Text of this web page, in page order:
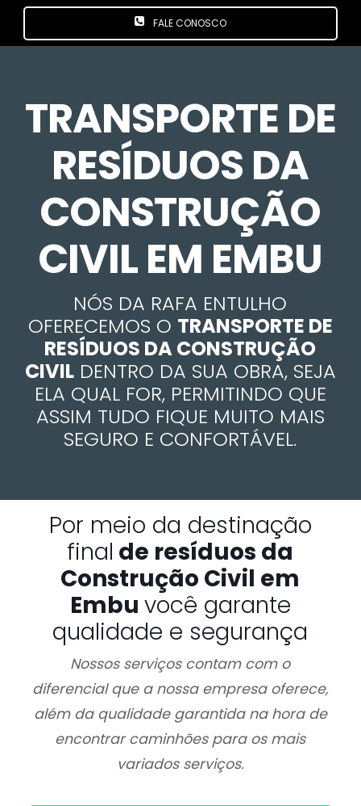
FALE CONOSCO
TRANSPORTE DE
RESÍDUOS DA
CONSTRUÇÃO
CIVIL EM EMBU
NÓS DA RAFA ENTULHO
OFERECEMOS O TRANSPORTE DE
RESÍDUOS DA CONSTRUÇÃO
CIVILDENTRO DA SUA OBRA, SEJA
ELA QUAL FOR, PERMITINDO QUE
ASSIM TUDO FIQUE MUITO MAIS
SEGURO E CONFORTÁVEL.
Por meio da destinação
final de resíduos da
Construção Civil em
Embu você garante
qualidade e segurança
Nossos serviços contam com o
diferencial que a nossa empresa oferece,
além da qualidade garantida na hora de
encontrar caminhões para os mais
variados serviços.